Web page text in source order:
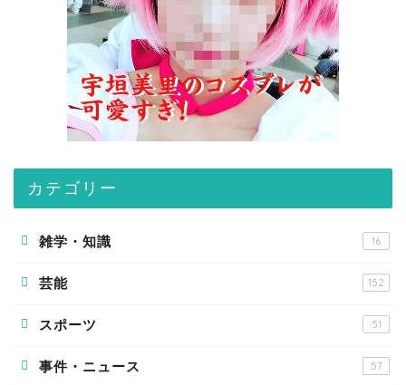
カテゴリー
雑学・知識 16
芸能 152
スポーツ 51
事件・ニュース 57